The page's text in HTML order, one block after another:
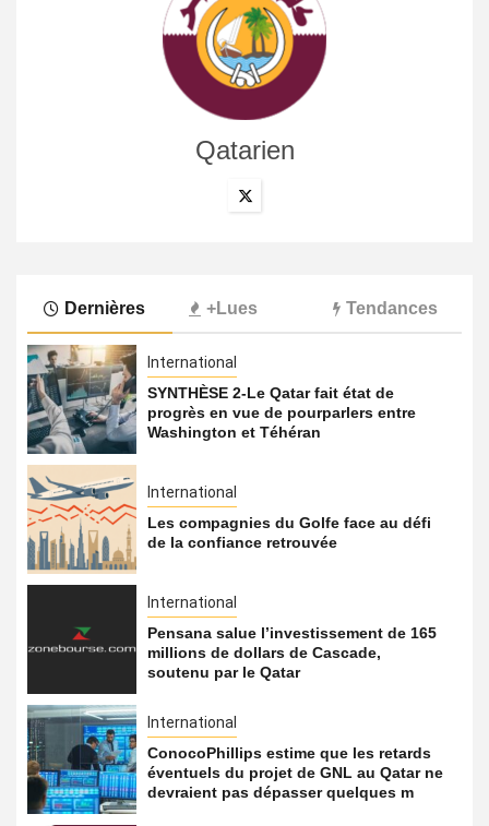
Qatarien
Dernières +Lues Tendances
International
SYNTHÈSE 2-Le Qatar fait état de
progrès en vue de pourparlers entre
Washington et Téhéran
International
Les compagnies du Golfe face au défi
de la confiance retrouvée
International
Pensana salue l’investissement de 165
millions de dollars de Cascade,
soutenu par le Qatar
International
ConocoPhillips estime que les retards
éventuels du projet de GNL au Qatar ne
devraient pas dépasser quelques m